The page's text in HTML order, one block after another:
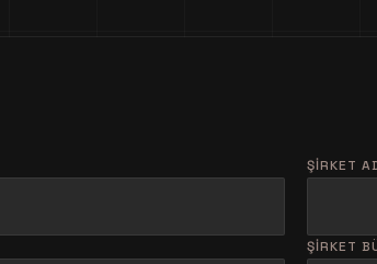
ŞIRKET
ŞIRKET